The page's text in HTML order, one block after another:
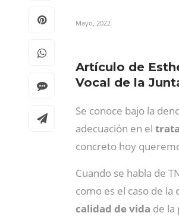
Mayo, 2022
Artículo de
Vocal de la
Se conoce bajo la
adecuación en el
concreto hoy
Cuando se habla de
como es el caso de
calidad de vida de la